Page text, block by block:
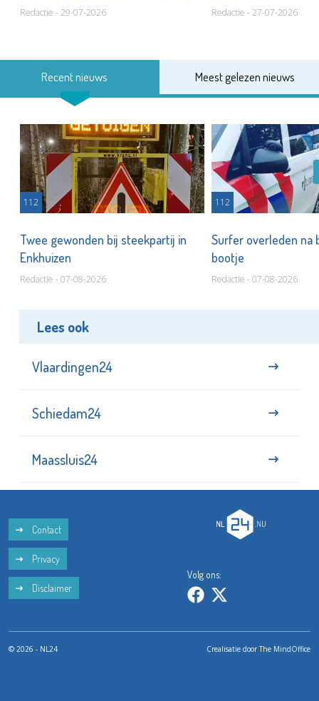
van leven
Redactie - 29-07-2026 Redactie - 27-07-2026
Recent nieuws Meest gelezen nieuws
112
Twee gewonden bij steekpartij in
Enkhuizen
Redactie - 07-08-2026
112
Surfer overleden na
bootje
Redactie - 07-08-2026
Lees ook
Vlaardingen24
Schiedam24
Maassluis24
Contact
Privacy
Disclaimer
Volg ons:
© 2026 - NL24 Crealisatie doorThe MindOffice